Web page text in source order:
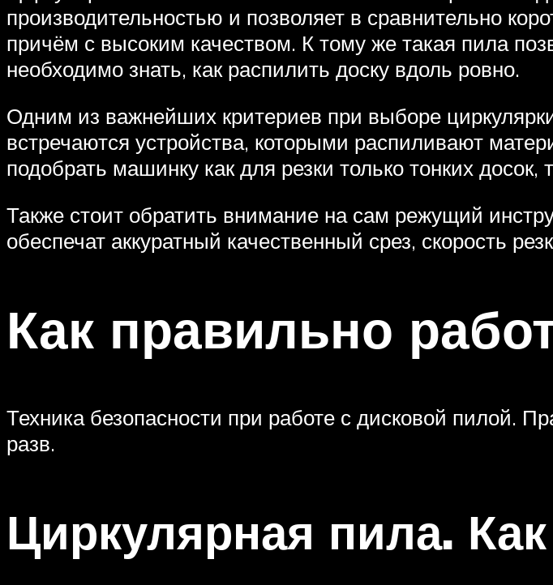
производительностью и позволяет в сравнительно
причём с высоким качеством. К тому же такая пила
необходимо знать, как распилить доску вдоль ровно.
Одним из важнейших критериев при выборе
встречаются устройства, которыми распиливают
подобрать машинку как для резки только тонких досок,
Также стоит обратить внимание на сам режущий
обеспечат аккуратный качественный срез, скорость
Как правильно
Техника безопасности при работе с дисковой пилой.
разв.
Циркулярная пила.